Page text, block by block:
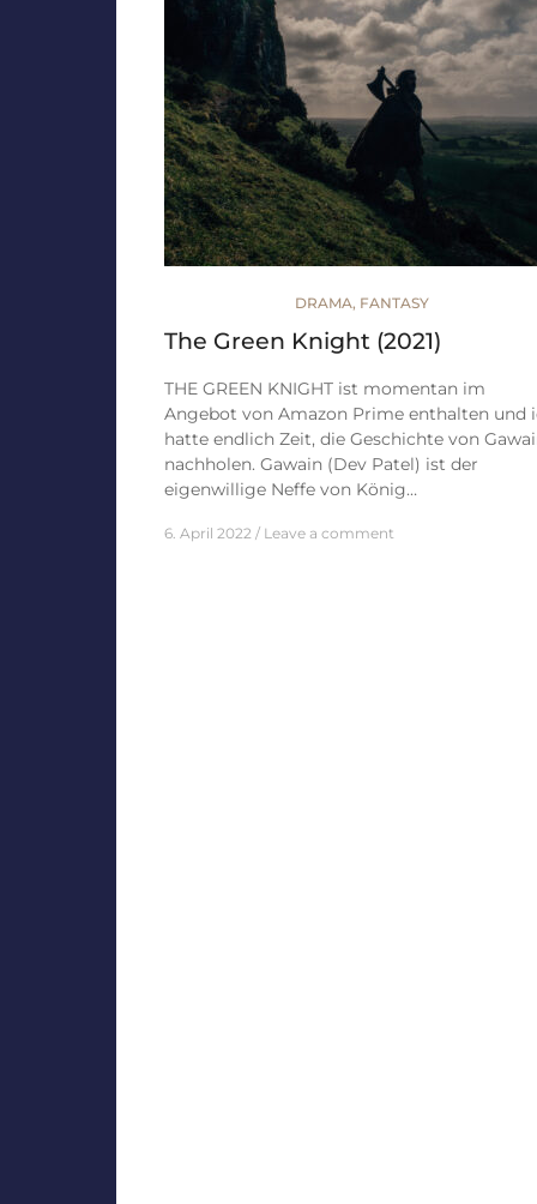
DRAMA, FANTASY
The Green Knight (2021)
THE GREEN KNIGHT ist momentan im
Angebot von Amazon Prime enthalten und
hatte endlich Zeit, die Geschichte von
nachholen. Gawain (Dev Patel) ist der
eigenwillige Neffe von König…
6. April 2022 Leave a comment